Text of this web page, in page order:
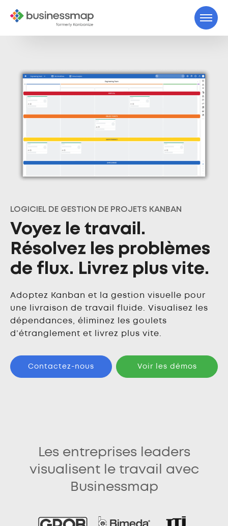
LOGICIEL DE GESTION DE PROJETS KANBAN
Voyez le travail.
Résolvez les problèmes
de flux. Livrez plus vite.
Adoptez Kanban et la gestion visuelle pour
une livraison de travail fluide. Visualisez les
dépendances, éliminez les goulets
d’étranglement et livrez plus vite.
Contactez-nous Voir les démos
Les entreprises leaders
visualisent le travail avec
Businessmap